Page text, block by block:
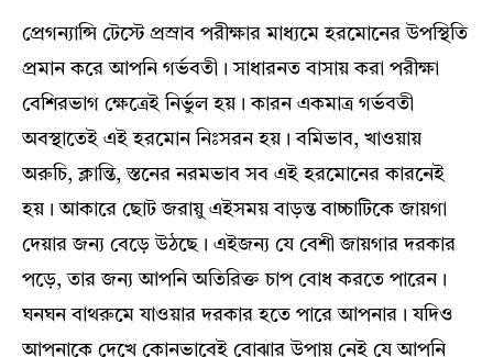
প্রেগন্যান্সি টেস্টে প্রস্রাব পরীক্ষার মাধ্যমে হরমোনের উপস্থিতি
প্রমান করে আপনি গর্ভবতী। সাধারনত বাসায় করা পরীক্ষা
বেশিরভাগ ক্ষেত্রেই নির্ভুল হয়। কারন একমাত্র গর্ভবতী
অবস্থাতেই এই হরমোন নিঃসরন হয়। বমিভাব, খাওয়ায়
অরুচি, ক্লান্তি, স্তনের নরমভাব সব এই হরমোনের কারনেই
হয়। আকারে ছোট জরায়ু এইসময় বাড়ন্ত বাচ্চাটিকে জায়গা
দেয়ার জন্য বেড়ে উঠছে। এইজন্য যে বেশী জায়গার দরকার
পড়ে, তার জন্য আপনি অতিরিক্ত চাপ বোধ করতে পারেন।
ঘনঘন বাথরুমে যাওয়ার দরকার হতে পারে আপনার। যদিও
আপনাকে দেখে কোনভাবেই বোঝার উপায় নেই যে আপনি